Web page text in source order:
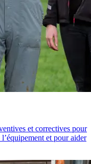
et correctives pour
et pour aider